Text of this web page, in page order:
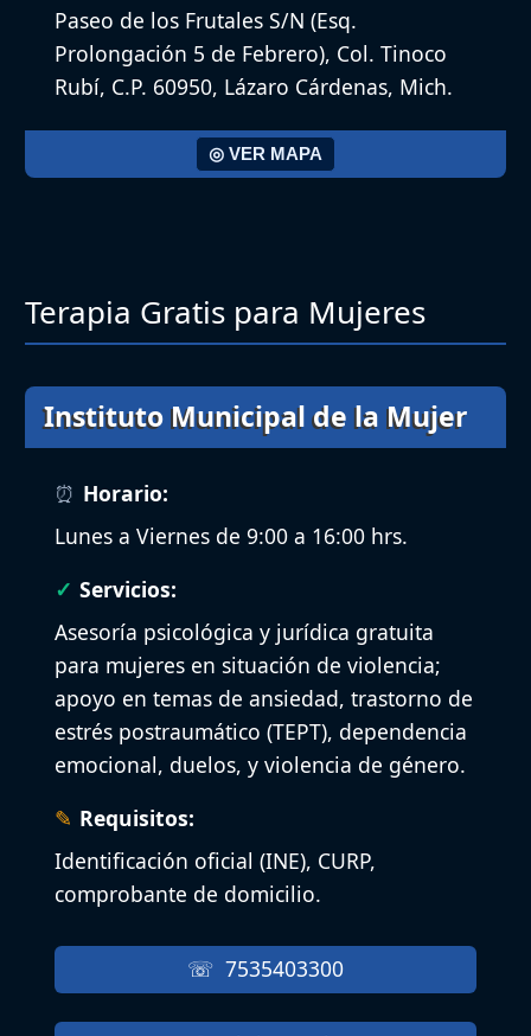
Paseo de los Frutales S/N (Esq.
Prolongación 5 de Febrero), Col. Tinoco
Rubí, C.P. 60950, Lázaro Cárdenas, Mich.
◎ VER MAPA
Terapia Gratis para Mujeres
Instituto Municipal de la Mujer
Horario:
Lunes a Viernes de 9:00 a 16:00 hrs.
Servicios:
Asesoría psicológica y jurídica gratuita
para mujeres en situación de violencia;
apoyo en temas de ansiedad, trastorno de
estrés postraumático (TEPT), dependencia
emocional, duelos, y violencia de género.
Requisitos:
Identificación oficial (INE), CURP,
comprobante de domicilio.
7535403300